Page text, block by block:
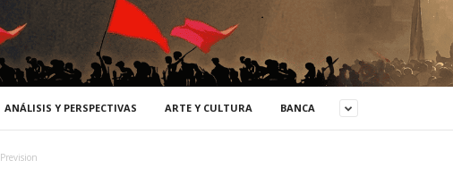
ANÁLISIS Y PERSPECTIVAS ARTE Y CULTURA BANCA
Prevision